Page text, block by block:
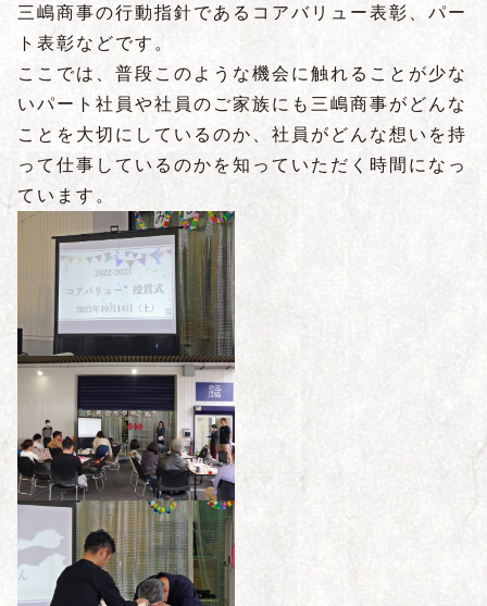
三嶋商事の行動指針であるコアバリュー表彰、パー
ト表彰などです。
ここでは、普段このような機会に触れることが少な
いパート社員や社員のご家族にも三嶋商事がどんな
ことを大切にしているのか、社員がどんな想いを持
って仕事しているのかを知っていただく時間になっ
ています。